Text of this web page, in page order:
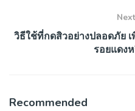
วิธีใช้ที่กดสิวอย่างปลอดภัย
รอยแดง
Recommended